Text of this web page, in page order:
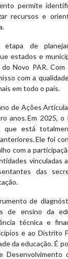
permite
recursos e
de
estados e
Novo PAR. Com
com a
em todo o país.
de Ações
anos. Em 2025, o
que está
Ele foi
com a
vinculadas
das
de
de ensino da
técnica e
e ao Distrito
da educação. É
Desenvolvimento